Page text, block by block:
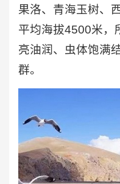
果洛、青海玉树、
平均海拔4500米，
亮油润、虫体饱满
群。